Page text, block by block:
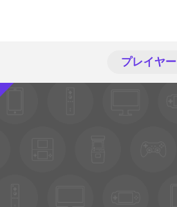
プレイヤー